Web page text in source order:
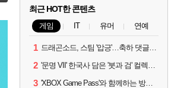
최근 HOT한 콘텐츠
게임 IT 유머 연예
1 드래곤소드, 스팀 '압긍'…축하 댓글 달고 게임 코드 받자!
2 '문명 VII' 한국사 담은 '붓과 검' 컬렉션 파트 2 출시
3 'XBOX Game Pass'와 함께하는 방구석 피서 게임 4종!